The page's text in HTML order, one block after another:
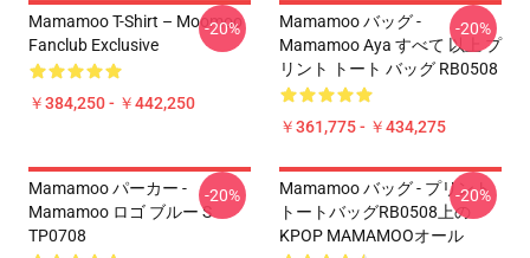
Mamamoo T-Shirt – Moomoo
Fanclub Exclusive
￥384,250 - ￥442,250
-20%
Mamamoo バッグ -
Mamamoo Aya すべて 以上 プ
リント トート バッグ RB0508
￥361,775 - ￥434,275
-20%
Mamamoo パーカー -
Mamamoo ロゴ ブルー S
TP0708
-20%
Mamamoo バッグ - プリント
トートバッグRB0508上の
KPOP MAMAMOOオール
-20%